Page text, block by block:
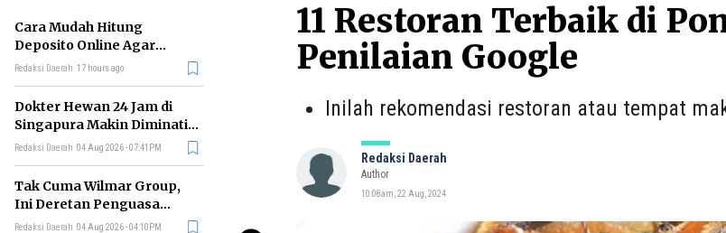
Cara Mudah Hitung
Deposito Online Agar
Untung dalam Jangka
Redaksi Daerah 17 hours ago
Dokter Hewan 24 Jam di
Singapura Makin Diminati,
Ini Alasannya
Redaksi Daerah 04 Aug 2026 - 07:41PM
Tak Cuma Wilmar Group,
Ini Deretan Penguasa
Bisnis Beras di Indonesia
Redaksi Daerah 04 Aug 2026 - 04:10PM
11 Restoran Terbaik di
Penilaian Google
Inilah rekomendasi restoran atau tempat
Redaksi Daerah
Author
10:08am, 22 Aug, 2024